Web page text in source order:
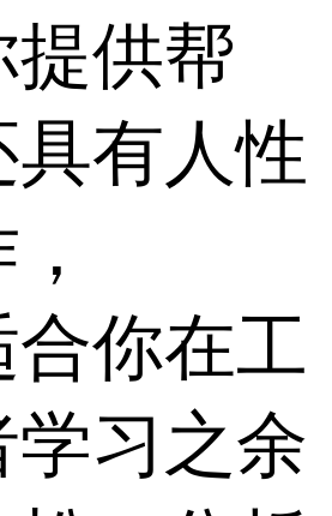
供帮
有人性
你在工
习之余